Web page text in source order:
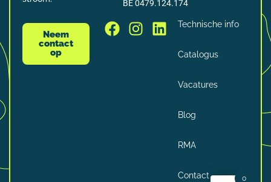
Neem
contact
op
BE 0479.124.174
Technische info
Catalogus
Vacatures
Blog
RMA
Contact 0